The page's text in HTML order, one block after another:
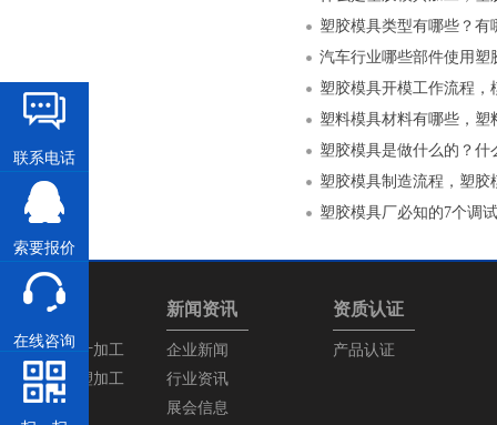
塑胶模具类型有哪些？有
汽车行业哪些部件使用塑
塑胶模具开模工作流程，
塑料模具材料有哪些，塑
塑胶模具是做什么的？什
塑胶模具制造流程，塑胶
塑胶模具厂必知的7个调
产品中心
塑胶模具设计加工
塑胶产品注塑加工
新闻资讯
企业新闻
行业资讯
展会信息
资质认证
产品认证
联系电话
索要报价
在线咨询